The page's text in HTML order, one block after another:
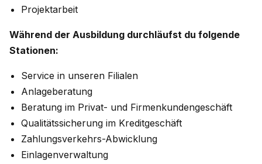
Projektarbeit
Während der Ausbildung durchläufst du folgende
Stationen:
Service in unseren Filialen
Anlageberatung
Beratung im Privat- und Firmenkundengeschäft
Qualitätssicherung im Kreditgeschäft
Zahlungsverkehrs-Abwicklung
Einlagenverwaltung